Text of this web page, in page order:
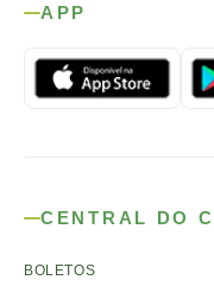
APP
CENTRAL DO
BOLETOS